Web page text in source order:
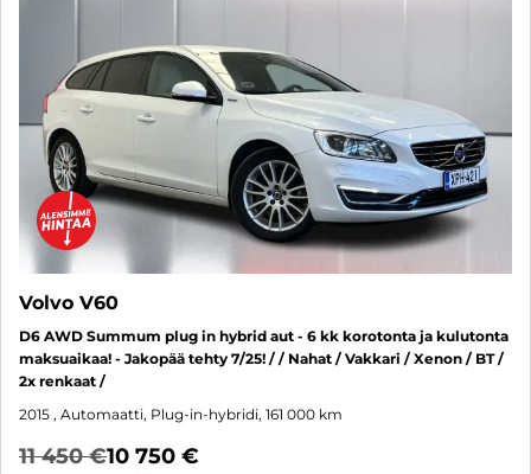
Volvo V60
D6 AWD Summum plug in hybrid aut - 6 kk korotonta ja kulutonta
maksuaikaa! - Jakopää tehty 7/25! / / Nahat / Vakkari / Xenon / BT /
2x renkaat /
2015 , Automaatti, Plug-in-hybridi, 161 000 km
11 450 €10 750 €